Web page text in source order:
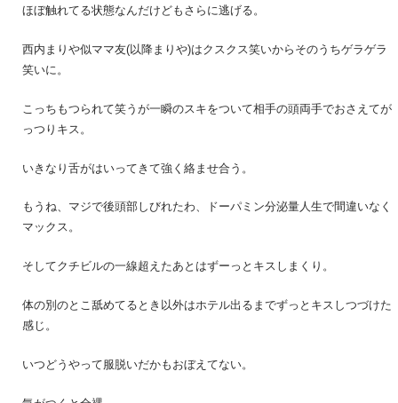
ほぼ触れてる状態なんだけどもさらに逃げる。
西内まりや似ママ友(以降まりや)はクスクス笑いからそのうちゲラゲラ
笑いに。
こっちもつられて笑うが一瞬のスキをついて相手の頭両手でおさえてが
っつりキス。
いきなり舌がはいってきて強く絡ませ合う。
もうね、マジで後頭部しびれたわ、ドーパミン分泌量人生で間違いなく
マックス。
そしてクチビルの一線超えたあとはずーっとキスしまくり。
体の別のとこ舐めてるとき以外はホテル出るまでずっとキスしつづけた
感じ。
いつどうやって服脱いだかもおぼえてない。